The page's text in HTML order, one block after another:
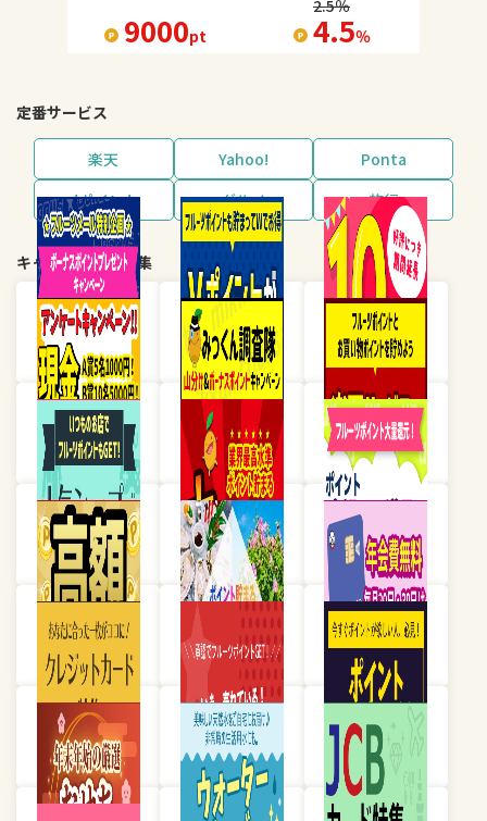
9000pt
2.5％
4.5％
定番サービス
楽天 Yahoo!
Ponta
dポイント
グルメ 旅行
キャンペーン・特集